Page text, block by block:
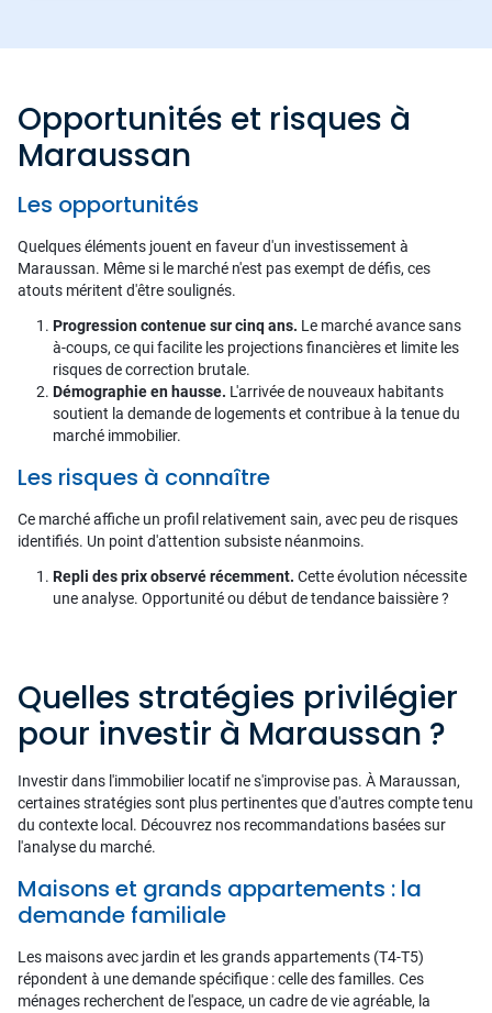
Opportunités et risques à
Maraussan
Les opportunités
Quelques éléments jouent en faveur d'un investissement à
Maraussan. Même si le marché n'est pas exempt de défis, ces
atouts méritent d'être soulignés.
Progression contenue sur cinq ans. Le marché avance sans
à-coups, ce qui facilite les projections financières et limite les
risques de correction brutale.
Démographie en hausse. L'arrivée de nouveaux habitants
soutient la demande de logements et contribue à la tenue du
marché immobilier.
Les risques à connaître
Ce marché affiche un profil relativement sain, avec peu de risques
identifiés. Un point d'attention subsiste néanmoins.
Repli des prix observé récemment. Cette évolution nécessite
une analyse. Opportunité ou début de tendance baissière ?
Quelles stratégies privilégier
pour investir à Maraussan ?
Investir dans l'immobilier locatif ne s'improvise pas. À Maraussan,
certaines stratégies sont plus pertinentes que d'autres compte tenu
du contexte local. Découvrez nos recommandations basées sur
l'analyse du marché.
Maisons et grands appartements : la
demande familiale
Les maisons avec jardin et les grands appartements (T4-T5)
répondent à une demande spécifique : celle des familles. Ces
ménages recherchent de l'espace, un cadre de vie agréable, la